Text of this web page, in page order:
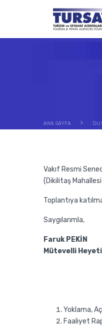
ANA SAYFA
Vakıf Resmi
(Dikilitaş
Toplantıya
Saygılarımla,
Faruk PEKİN
Mütevelli Heyeti
Yoklama,
Faaliyet